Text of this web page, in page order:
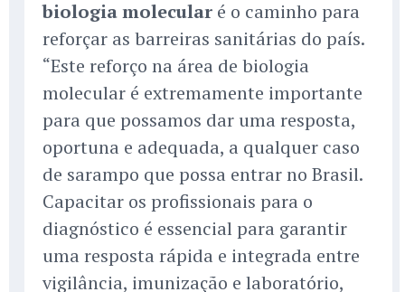
biologia molecular é o caminho para
reforçar as barreiras sanitárias do país.
“Este reforço na área de biologia
molecular é extremamente importante
para que possamos dar uma resposta,
oportuna e adequada, a qualquer caso
de sarampo que possa entrar no Brasil.
Capacitar os profissionais para o
diagnóstico é essencial para garantir
uma resposta rápida e integrada entre
vigilância, imunização e laboratório,